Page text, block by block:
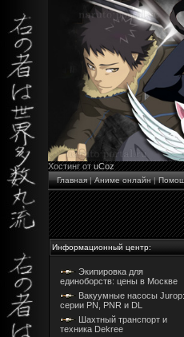
Хостинг отuCoz
Главная|Аниме онлайн|
Информационный центр:
Экипировка для
единоборств: цены в Москве
Вакуумные насосы Jurop:
серии PN, PNR и DL
Шахтный транспорт и
техника Dekree